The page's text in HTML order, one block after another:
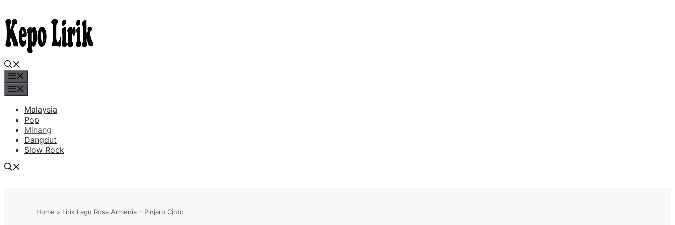
to
content
Malaysia
Pop
Minang
Dangdut
Slow Rock
Home » Lirik Lagu Rosa Armenia – Pinjaro Cinto